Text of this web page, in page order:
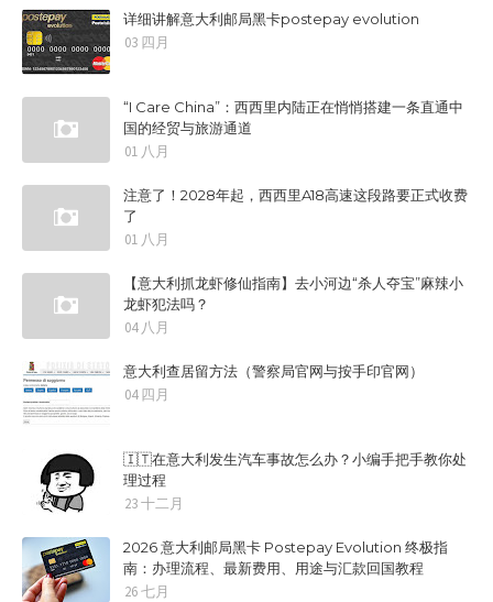
详细讲解意大利邮局黑卡postepay evolution
03 四月
“I Care China”：西西里内陆正在悄悄搭建一条直通中
国的经贸与旅游通道
01 八月
注意了！2028年起，西西里A18高速这段路要正式收费
了
01 八月
【意大利抓龙虾修仙指南】去小河边“杀人夺宝”麻辣小
龙虾犯法吗？
04 八月
意大利查居留方法（警察局官网与按手印官网）
04 四月
🇮🇹在意大利发生汽车事故怎么办？小编手把手教你处
理过程
23 十二月
2026 意大利邮局黑卡 Postepay Evolution 终极指
南：办理流程、最新费用、用途与汇款回国教程
26 七月